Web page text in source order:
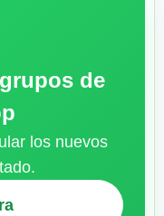
de
los nuevos